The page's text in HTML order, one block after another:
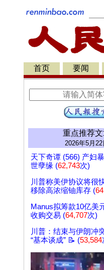
首页 要闻
重点推荐
2026年5月22
天下奇谭 (566) 产妇
世孽缘 (62,743次)
川普称美伊协议将很
移除高浓缩铀库存 (
Manus拟筹款10亿美
收购交易 (64,707次)
川普：结束与伊朗冲
“基本谈成” 📝 (53,584